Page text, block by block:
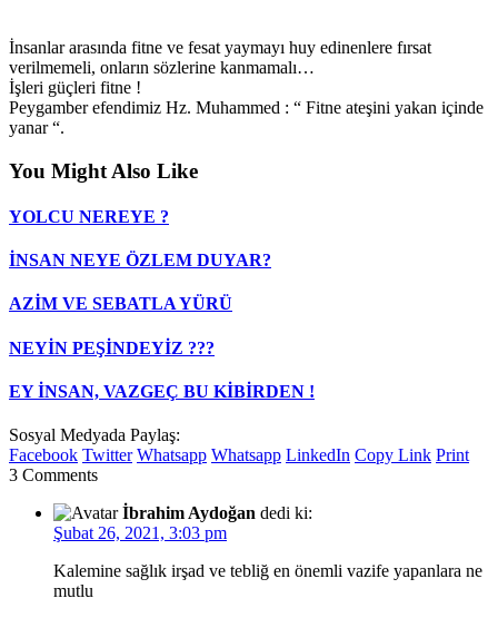
İnsanlar arasında fitne ve fesat yaymayı huy edinenlere fırsat
verilmemeli, onların sözlerine kanmamalı…
İşleri güçleri fitne !
Peygamber efendimiz Hz. Muhammed : “ Fitne ateşini yakan içinde
yanar “.
You Might Also Like
YOLCU NEREYE ?
İNSAN NEYE ÖZLEM DUYAR?
AZİM VE SEBATLA YÜRÜ
NEYİN PEŞİNDEYİZ ???
EY İNSAN, VAZGEÇ BU KİBİRDEN !
Sosyal Medyada Paylaş:
Facebook Twitter Whatsapp Whatsapp LinkedIn Copy Link Print
3 Comments
İbrahim Aydoğan dedi ki:
Şubat 26, 2021, 3:03 pm
Kalemine sağlık irşad ve tebliğ en önemli vazife yapanlara ne
mutlu